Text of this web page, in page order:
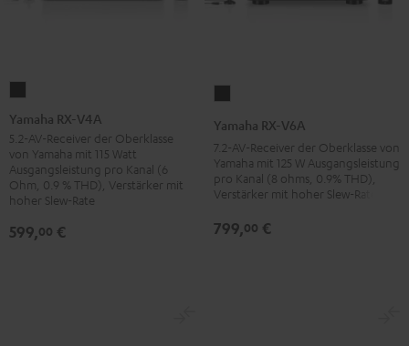
RX-
V4A
Schwarz
Yamaha RX-V4A
5.2-AV-Receiver der Oberklasse
von Yamaha mit 115 Watt
Ausgangsleistung pro Kanal (6
Ohm, 0.9 % THD), Verstärker mit
hoher Slew-Rate
599,00 €
RX-
Schwarz
Yamaha RX-V6A
7.2-AV-Receiver der Oberklasse von
Yamaha mit 125 W Ausgangsleistung
pro Kanal (8 ohms, 0.9% THD),
Verstärker mit hoher Slew-Rate
799,00 €